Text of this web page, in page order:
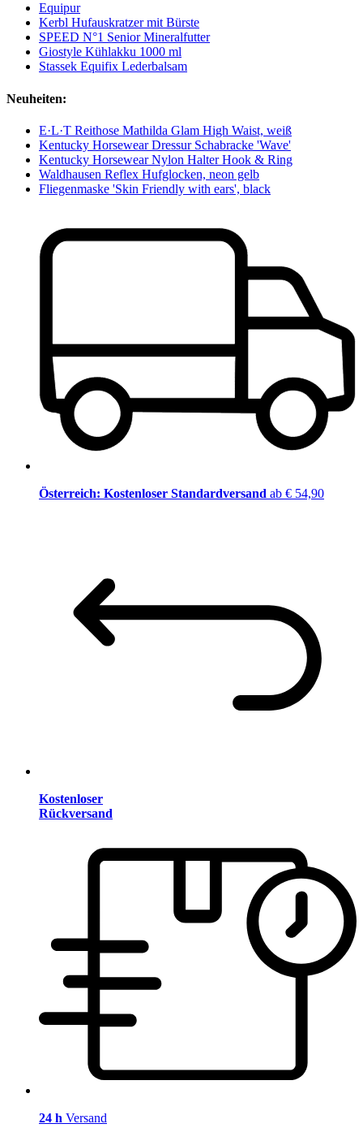
Equipur
Kerbl Hufauskratzer mit Bürste
SPEED N°1 Senior Mineralfutter
Giostyle Kühlakku 1000 ml
Stassek Equifix Lederbalsam
Neuheiten:
E·L·T Reithose Mathilda Glam High Waist, weiß
Kentucky Horsewear Dressur Schabracke 'Wave'
Kentucky Horsewear Nylon Halter Hook & Ring
Waldhausen Reflex Hufglocken, neon gelb
Fliegenmaske 'Skin Friendly with ears', black
Österreich: Kostenloser Standardversand ab € 54,90
Kostenloser
Rückversand
24 h Versand